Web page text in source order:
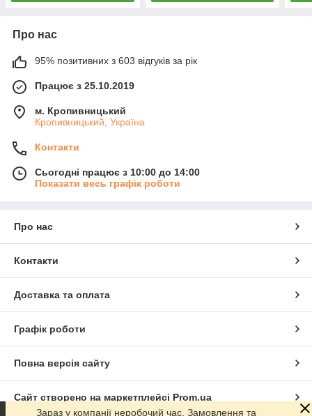
Про нас
95% позитивних з 603 відгуків за рік
Працює з 25.10.2019
м. Кропивницький
Кропивницький, Україна
Контакти
Сьогодні працює з 10:00 до 14:00
Показати весь графік роботи
Про нас
Контакти
Доставка та оплата
Графік роботи
Повна версія сайту
Сайт створено на маркетплейсі Prom.ua
Зараз у компанії неробочий час. Замовлення та